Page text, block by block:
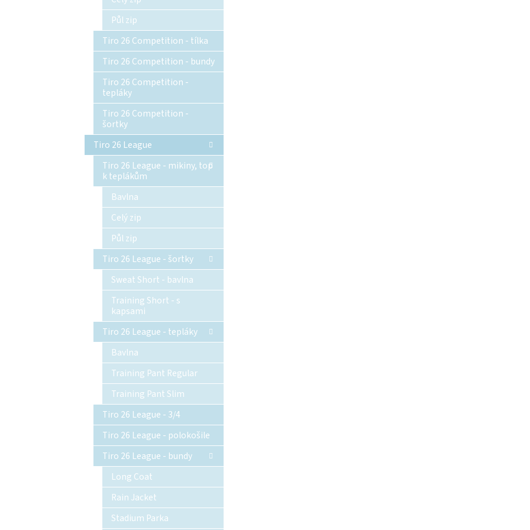
Půl zip
Tiro 26 Competition - tílka
Tiro 26 Competition - bundy
Tiro 26 Competition -
tepláky
Tiro 26 Competition -
šortky
Tiro 26 League
Tiro 26 League - mikiny, top
k teplákům
Bavlna
Celý zip
Půl zip
Tiro 26 League - šortky
Sweat Short - bavlna
Training Short - s
kapsami
Tiro 26 League - tepláky
Bavlna
Training Pant Regular
Training Pant Slim
Tiro 26 League - 3/4
Tiro 26 League - polokošile
Tiro 26 League - bundy
Long Coat
Rain Jacket
Stadium Parka